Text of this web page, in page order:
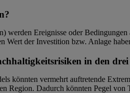
werden Ereignisse oder
Wert der Investition bzw. Anlage
in den drei
könnten vermehrt auftretende
Region. Dadurch könnten Pegel